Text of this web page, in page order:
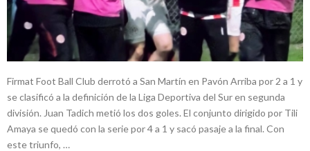
Firmat Foot Ball Club derrotó a San Martín en Pavón Arriba por 2 a 1 y
se clasificó a la definición de la Liga Deportiva del Sur en segunda
división. Juan Tadich metió los dos goles. El conjunto dirigido por Tili
Amaya se quedó con la serie por 4 a 1 y sacó pasaje a la final. Con
este triunfo, …